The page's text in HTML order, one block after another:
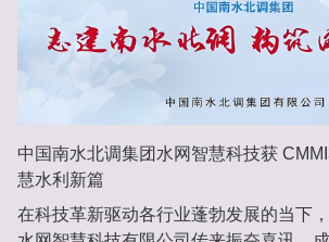
中国南水北调集团水网智慧科技获
慧水利新篇
在科技革新驱动各行业蓬勃发展的当下